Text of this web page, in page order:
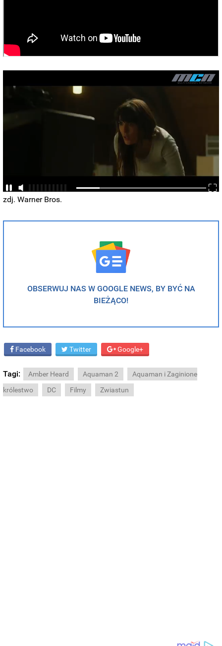
zdj. Warner Bros.
OBSERWUJ NAS W GOOGLE NEWS, BY BYĆ NA
BIEŻĄCO!
Facebook Twitter Google+
Tagi: Amber Heard Aquaman 2
Aquaman i Zaginione
królestwo
DC Filmy Zwiastun